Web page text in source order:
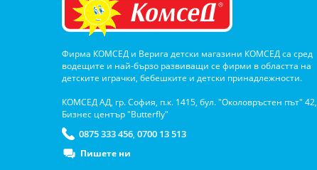
Фирма КОМСЕД и Верига детски магазини КОМСЕД са сред
водещите и най-бързо развиващи се фирми в областта на
детските играчки, бебешките и детски принадлежности.
КОМСЕД АД, гр. София, п.к. 1415, бул. "Околовръстен път" 42,
Бизнес център "Butterfly"
0875 333 456, 0700 13 513
Пишете ни